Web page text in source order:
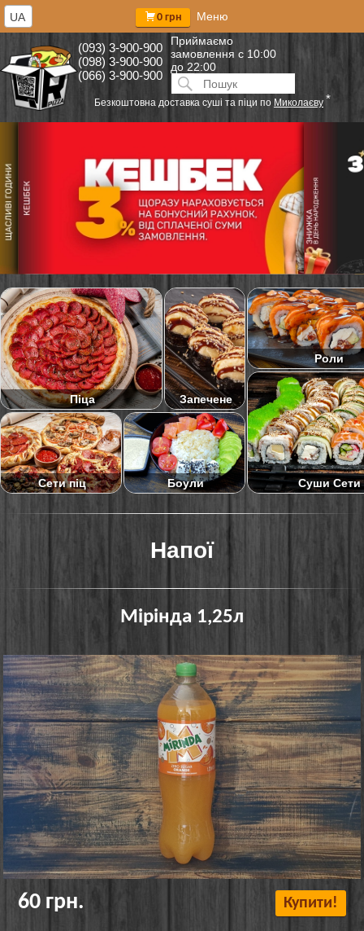
(093) 3-900-900
(098) 3-900-900
(066) 3-900-900
Приймаємо
замовлення с 10:00
до 22:00
Искать:ПОИСК
0 грн Меню
Безкоштовна доставка суші та піци по Миколаєву *
UA
Піца Запечене
Роли
Сети піц Боули Суши Сети
Напої
Мірінда 1,25л
60 грн. Купити!